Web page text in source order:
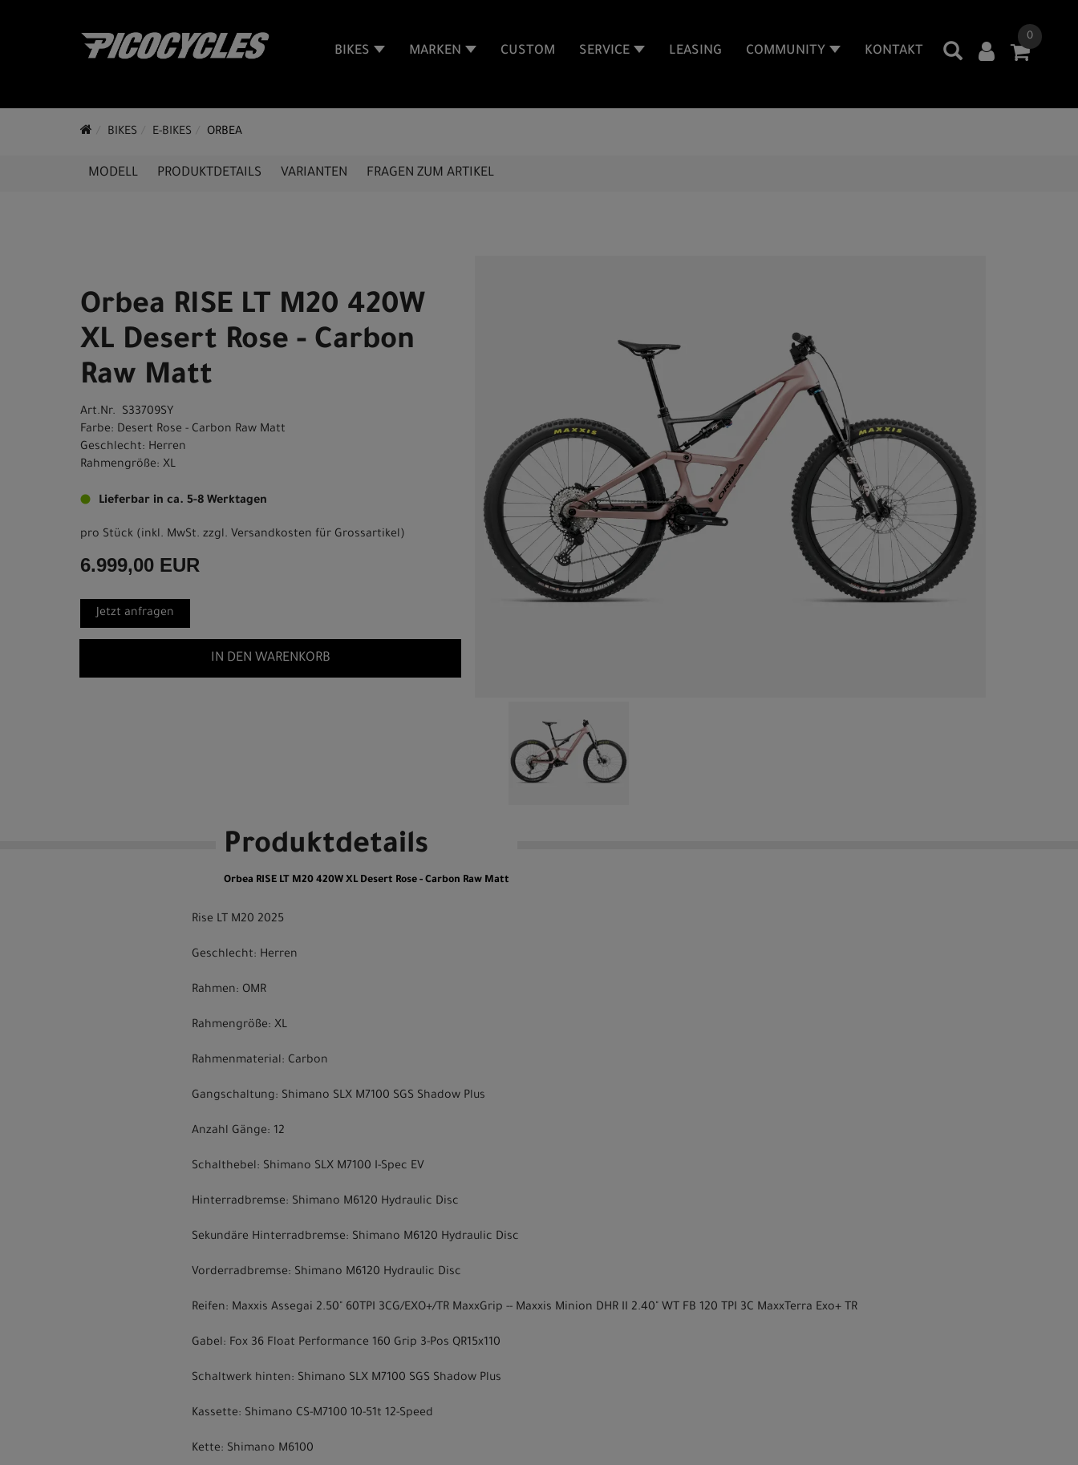
0
BIKES MARKEN CUSTOM SERVICE LEASING COMMUNITY KONTAKT
BIKES E-BIKES ORBEA
MODELL PRODUKTDETAILS VARIANTEN FRAGEN ZUM ARTIKEL
Orbea RISE LT M20 420W
XL Desert Rose - Carbon
Raw Matt
Art.Nr. S33709SY
Farbe: Desert Rose - Carbon Raw Matt
Geschlecht: Herren
Rahmengröße: XL
Lieferbar in ca. 5-8 Werktagen
pro Stück (inkl. MwSt. zzgl. Versandkosten für Grossartikel)
6.999,00 EUR
Jetzt anfragen
IN DEN WARENKORB
Produktdetails
Orbea RISE LT M20 420W XL Desert Rose - Carbon Raw Matt
Rise LT M20 2025
Geschlecht: Herren
Rahmen: OMR
Rahmengröße: XL
Rahmenmaterial: Carbon
Gangschaltung: Shimano SLX M7100 SGS Shadow Plus
Anzahl Gänge: 12
Schalthebel: Shimano SLX M7100 I-Spec EV
Hinterradbremse: Shimano M6120 Hydraulic Disc
Sekundäre Hinterradbremse: Shimano M6120 Hydraulic Disc
Vorderradbremse: Shimano M6120 Hydraulic Disc
Reifen: Maxxis Assegai 2.50" 60TPI 3CG/EXO+/TR MaxxGrip -- Maxxis Minion DHR II 2.40" WT FB 120 TPI 3C MaxxTerra Exo+ TR
Gabel: Fox 36 Float Performance 160 Grip 3-Pos QR15x110
Schaltwerk hinten: Shimano SLX M7100 SGS Shadow Plus
Kassette: Shimano CS-M7100 10-51t 12-Speed
Kette: Shimano M6100